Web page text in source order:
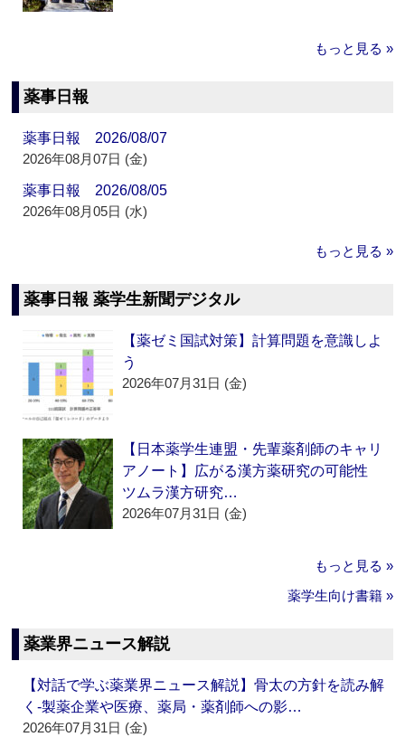
もっと見る »
薬事日報
薬事日報 2026/08/07
2026年08月07日 (金)
薬事日報 2026/08/05
2026年08月05日 (水)
もっと見る »
薬事日報 薬学生新聞デジタル
【薬ゼミ国試対策】計算問題を意識しよ
う
2026年07月31日 (金)
【日本薬学生連盟・先輩薬剤師のキャリ
アノート】広がる漢方薬研究の可能性
ツムラ漢方研究…
2026年07月31日 (金)
もっと見る »
薬学生向け書籍 »
薬業界ニュース解説
【対話で学ぶ薬業界ニュース解説】骨太の方針を読み解
く‐製薬企業や医療、薬局・薬剤師への影…
2026年07月31日 (金)